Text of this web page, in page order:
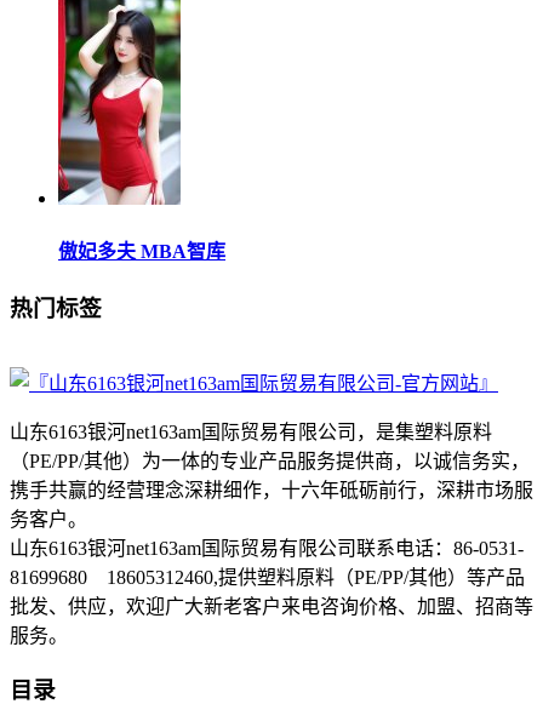
傲妃多夫 MBA智库
热门标签
山东6163银河net163am国际贸易有限公司，是集塑料原料
（PE/PP/其他）为一体的专业产品服务提供商，以诚信务实，
携手共赢的经营理念深耕细作，十六年砥砺前行，深耕市场服
务客户。
山东6163银河net163am国际贸易有限公司联系电话：86-0531-
81699680 18605312460,提供塑料原料（PE/PP/其他）等产品
批发、供应，欢迎广大新老客户来电咨询价格、加盟、招商等
服务。
目录